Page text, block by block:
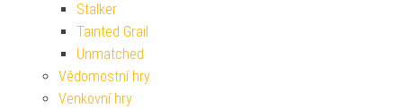
Stalker
Tainted Grail
Unmatched
Vědomostní hry
Venkovní hry